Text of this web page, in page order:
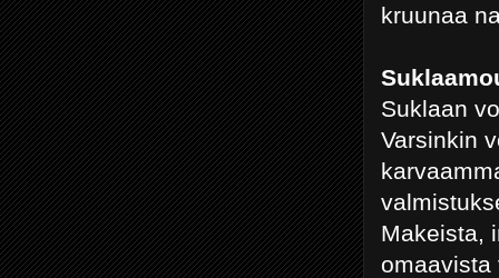
kruunaa
Suklaan
Varsinkin
Makeista,
omaavista